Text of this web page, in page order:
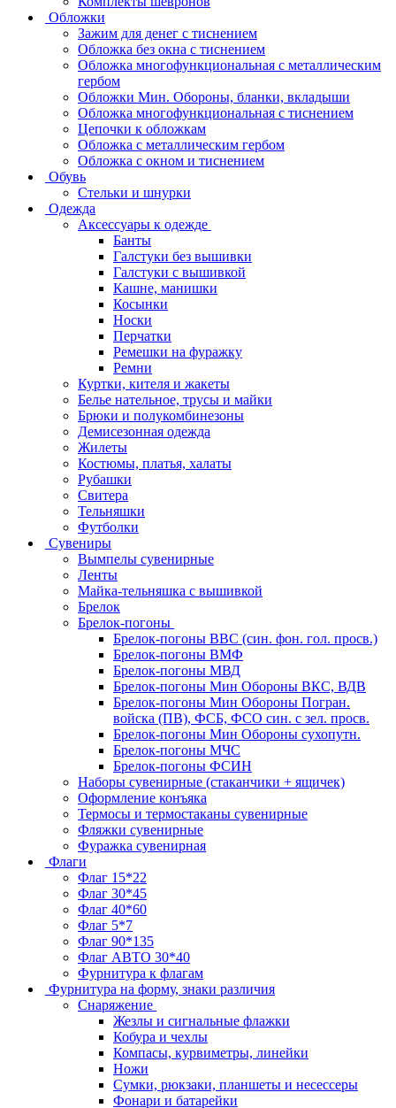
Обложки
Зажим для денег с тиснением
Обложка без окна с тиснением
Обложка многофункциональная с металлическим
гербом
Обложки Мин. Обороны, бланки, вкладыши
Обложка многофункциональная с тиснением
Цепочки к обложкам
Обложка с металлическим гербом
Обложка с окном и тиснением
Обувь
Стельки и шнурки
Одежда
Аксессуары к одежде
Банты
Галстуки без вышивки
Галстуки с вышивкой
Кашне, манишки
Косынки
Носки
Перчатки
Ремешки на фуражку
Ремни
Куртки, кителя и жакеты
Белье нательное, трусы и майки
Брюки и полукомбинезоны
Демисезонная одежда
Жилеты
Костюмы, платья, халаты
Рубашки
Свитера
Тельняшки
Футболки
Сувениры
Вымпелы сувенирные
Ленты
Майка-тельняшка с вышивкой
Брелок
Брелок-погоны
Брелок-погоны ВВС (син. фон. гол. просв.)
Брелок-погоны ВМФ
Брелок-погоны МВД
Брелок-погоны Мин Обороны ВКС, ВДВ
Брелок-погоны Мин Обороны Погран.
войска (ПВ), ФСБ, ФСО син. с зел. просв.
Брелок-погоны Мин Обороны сухопутн.
Брелок-погоны МЧС
Брелок-погоны ФСИН
Наборы сувенирные (стаканчики + ящичек)
Оформление конъяка
Термосы и термостаканы сувенирные
Фляжки сувенирные
Фуражка сувенирная
Флаги
Флаг 15*22
Флаг 30*45
Флаг 40*60
Флаг 5*7
Флаг 90*135
Флаг АВТО 30*40
Фурнитура к флагам
Фурнитура на форму, знаки различия
Снаряжение
Жезлы и сигнальные флажки
Кобура и чехлы
Компасы, курвиметры, линейки
Ножи
Сумки, рюкзаки, планшеты и несессеры
Фонари и батарейки